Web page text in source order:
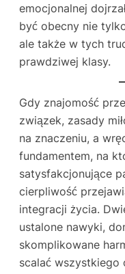
emocjonalnej
być obecny nie
ale także w tych
prawdziwej klasy.
Gdy znajomość
związek, zasady
na znaczeniu, a
fundamentem, na
satysfakcjonujące
cierpliwość
integracji życia.
ustalone nawyki,
skomplikowane
scalać wszystkiego